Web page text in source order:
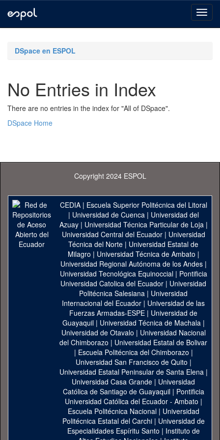
navigationDSpace en ESPOL
No Entries in Index
There are no entries in the index for "All of DSpace".
DSpace Home
Copyright 2024 ESPOL
CEDIA| Escuela Superior Politécnica del Litoral
| Universidad de Cuenca| Universidad del
Azuay| Universidad Técnica Particular de Loja|
Universidad Central del Ecuador| Universidad
Técnica del Norte | Universidad Estatal de
Milagro | Universidad Técnica de Ambato |
Universidad Regional Autónoma de los Andes|
Universidad Tecnológica Equinoccial| Pontificia
Universidad Catolica del Ecuador | Universidad
Politécnica Salesiana | Universidad
Internacional del Ecuador | Universidad de las
Fuerzas Armadas-ESPE | Universidad de
Guayaquil| Universidad Técnica de Machala|
Universidad de Otavalo | Universidad Nacional
del Chimborazo | Universidad Estatal de Bolivar
| Escuela Politécnica del Chimborazo |
Universidad San Francisco de Quito |
Universidad Estatal Peninsular de Santa Elena|
Universidad Casa Grande | Universidad
Católica de Santiago de Guayaquil| Pontificia
Universidad Católica del Ecuador - Ambato |
Escuela Politécnica Nacional| Universidad
Politécnica Estatal del Carchi| Universidad de
Especialidades Espíritu Santo | Instituto de